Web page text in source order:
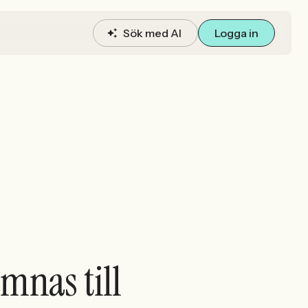
Sök med AI Logga in
till